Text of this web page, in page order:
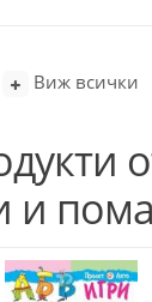
Виж всички
и